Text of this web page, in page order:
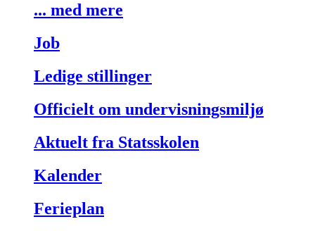
... med mere
Job
Ledige stillinger
Officielt om undervisningsmiljø
Aktuelt fra Statsskolen
Kalender
Ferieplan